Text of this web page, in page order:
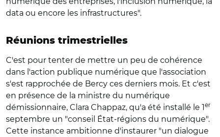
data ou encore les infrastructures".
Réunions trimestrielles
C'est pour tenter de mettre un peu de cohérence
dans l'action publique numérique que l'association
s'est rapprochée de Bercy ces derniers mois. Et c'est
en présence de la ministre du numérique
démissionnaire, Clara Chappaz, qu'a été installé le 1er
septembre un "conseil État-régions du numérique".
Cette instance ambitionne d'instaurer "un dialogue